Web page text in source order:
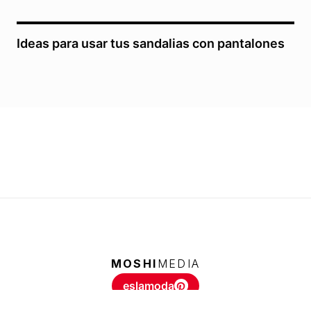
Ideas para usar tus sandalias con pantalones
MOSHI MEDIA
eslamoda